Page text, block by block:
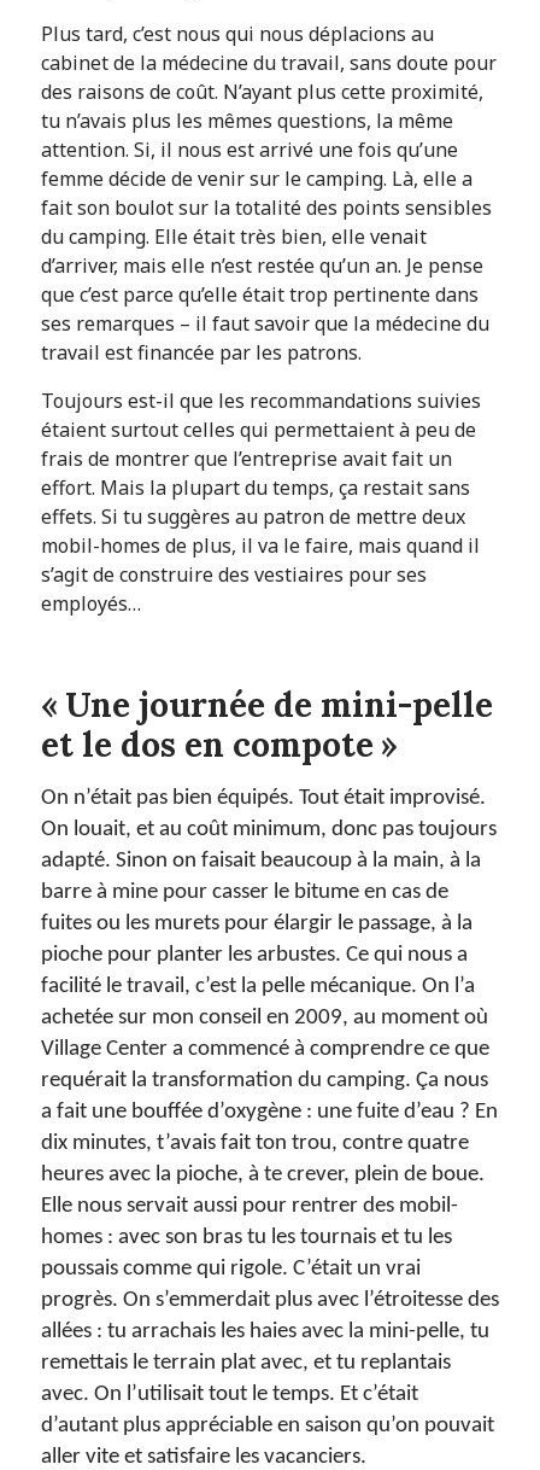
Plus tard, c’est nous qui nous déplacions au
cabinet de la médecine du travail, sans doute pour
des raisons de coût. N’ayant plus cette proximité,
tu n’avais plus les mêmes questions, la même
attention. Si, il nous est arrivé une fois qu’une
femme décide de venir sur le camping. Là, elle a
fait son boulot sur la totalité des points sensibles
du camping. Elle était très bien, elle venait
d’arriver, mais elle n’est restée qu’un an. Je pense
que c’est parce qu’elle était trop pertinente dans
ses remarques – il faut savoir que la médecine du
travail est financée par les patrons.
Toujours est-il que les recommandations suivies
étaient surtout celles qui permettaient à peu de
frais de montrer que l’entreprise avait fait un
effort. Mais la plupart du temps, ça restait sans
effets. Si tu suggères au patron de mettre deux
mobil-homes de plus, il va le faire, mais quand il
s’agit de construire des vestiaires pour ses
employés…
« Une journée de mini-pelle
et le dos en compote »
On n’était pas bien équipés. Tout était improvisé.
On louait, et au coût minimum, donc pas toujours
adapté. Sinon on faisait beaucoup à la main, à la
barre à mine pour casser le bitume en cas de
fuites ou les murets pour élargir le passage, à la
pioche pour planter les arbustes. Ce qui nous a
facilité le travail, c’est la pelle mécanique. On l’a
achetée sur mon conseil en 2009, au moment où
Village Center a commencé à comprendre ce que
requérait la transformation du camping. Ça nous
a fait une bouffée d’oxygène : une fuite d’eau ? En
dix minutes, t’avais fait ton trou, contre quatre
heures avec la pioche, à te crever, plein de boue.
Elle nous servait aussi pour rentrer des mobil-
homes : avec son bras tu les tournais et tu les
poussais comme qui rigole. C’était un vrai
progrès. On s’emmerdait plus avec l’étroitesse des
allées : tu arrachais les haies avec la mini-pelle, tu
remettais le terrain plat avec, et tu replantais
avec. On l’utilisait tout le temps. Et c’était
d’autant plus appréciable en saison qu’on pouvait
aller vite et satisfaire les vacanciers.